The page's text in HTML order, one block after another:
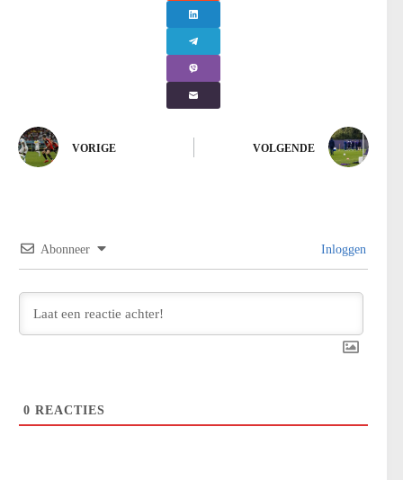
VORIGE VOLGENDE
Abonneer Inloggen
0 REACTIES